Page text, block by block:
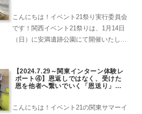
こんにちは！イベント21祭り実行委員会
です！関西イベント21祭りは、1月14日
（日）に安満遺跡公園にて開催いたしま
ご覧ください！
【2024.7.29～関東インターン体験レ
ポート④】恩返しではなく、受けた
恩を他者へ繋いでいく「恩送り」の
こんにちは！イベント21の関東サマーイ